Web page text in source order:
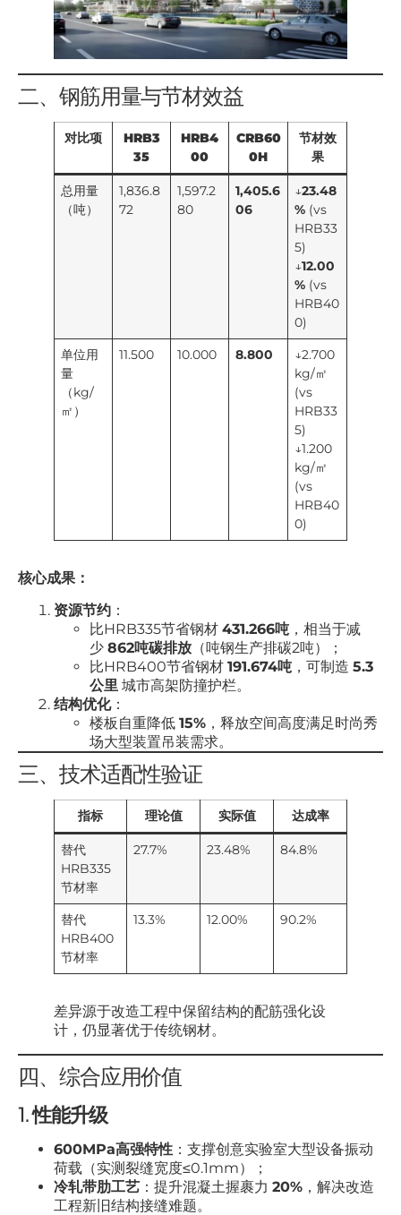
二、钢筋用量与节材效益
对比项
HRB3
35
HRB4
00
CRB60
0H
节材效
果
总用量
（吨）
1,836.8
72
1,597.2
80
1,405.6
06
↓23.48
% (vs
HRB33
5)
↓12.00
% (vs
HRB40
0)
单位用
量
（kg/
㎡）
11.500 10.000 8.800
↓2.700
kg/㎡
(vs
HRB33
5)
↓1.200
kg/㎡
(vs
HRB40
0)
核心成果：
资源节约 ：
比HRB335节省钢材 431.266吨 ，相当于减
少 862吨碳排放 （吨钢生产排碳2吨）；
比HRB400节省钢材 191.674吨 ，可制造 5.3
公里 城市高架防撞护栏。
结构优化：
楼板自重降低 15% ，释放空间高度满足时尚秀
场大型装置吊装需求。
三、技术适配性验证
指标 理论值 实际值 达成率
替代
HRB335
节材率
27.7% 23.48% 84.8%
替代
HRB400
节材率
13.3% 12.00% 90.2%
差异源于改造工程中保留结构的配筋强化设
计，仍显著优于传统钢材。
四、综合应用价值
1.性能升级
600MPa高强特性 ：支撑创意实验室大型设备振动
荷载（实测裂缝宽度≤0.1mm）；
冷轧带肋工艺 ：提升混凝土握裹力 20% ，解决改造
工程新旧结构接缝难题。